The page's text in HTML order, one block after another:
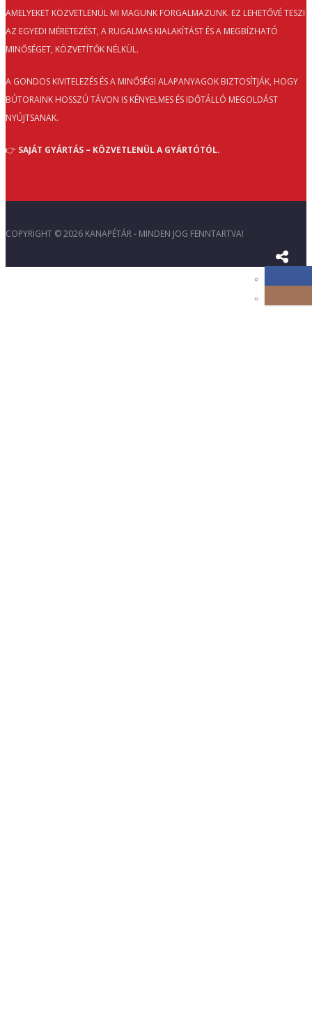
AMELYEKET KÖZVETLENÜL MI MAGUNK FORGALMAZUNK. EZ LEHETŐVÉ TESZI
AZ EGYEDI MÉRETEZÉST, A RUGALMAS KIALAKÍTÁST ÉS A MEGBÍZHATÓ
MINŐSÉGET, KÖZVETÍTŐK NÉLKÜL.
A GONDOS KIVITELEZÉS ÉS A MINŐSÉGI ALAPANYAGOK BIZTOSÍTJÁK, HOGY
BÚTORAINK HOSSZÚ TÁVON IS KÉNYELMES ÉS IDŐTÁLLÓ MEGOLDÁST
NYÚJTSANAK.
👉 SAJÁT GYÁRTÁS – KÖZVETLENÜL A GYÁRTÓTÓL.
COPYRIGHT © 2026 KANAPÉTÁR - MINDEN JOG FENNTARTVA!